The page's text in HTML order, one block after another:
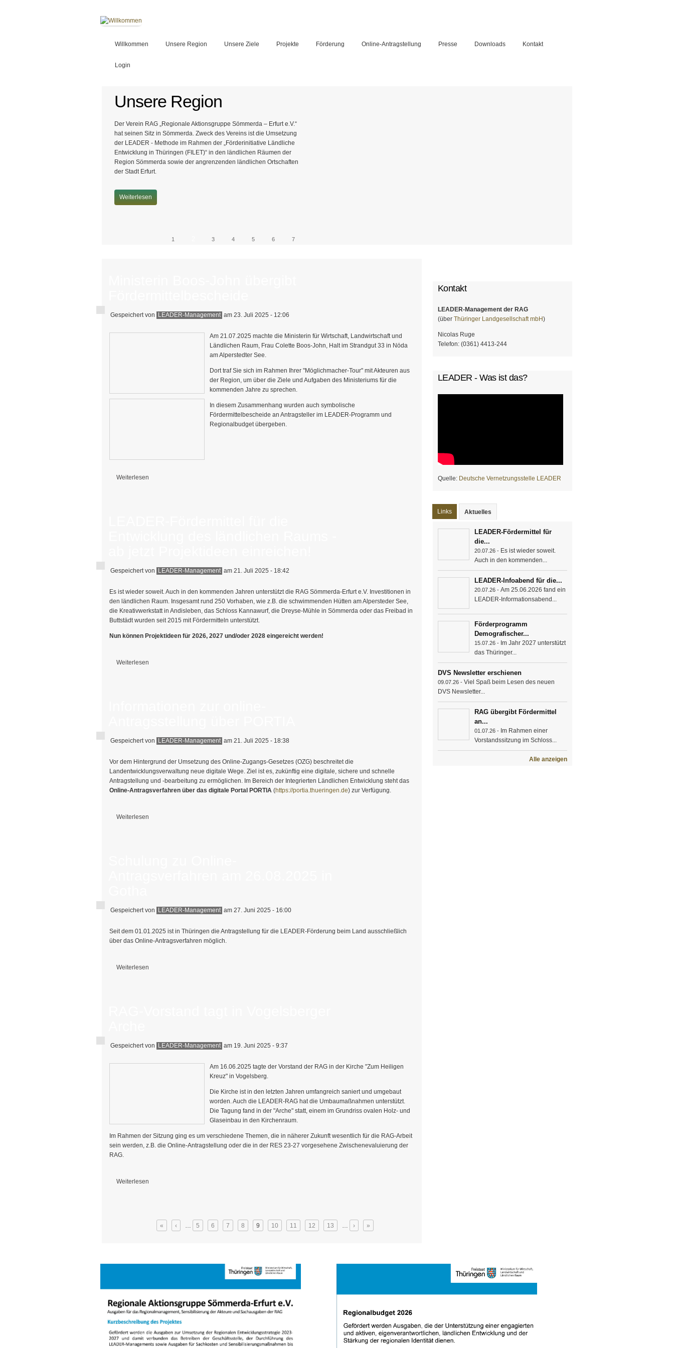
Willkommen Unsere Region Unsere Ziele Projekte Förderung Online-Antragstellung Presse Downloads Kontakt
Login
Unsere Region
Der Verein RAG „Regionale Aktionsgruppe Sömmerda – Erfurt e.V.“
hat seinen Sitz in Sömmerda. Zweck des Vereins ist die Umsetzung
der LEADER - Methode im Rahmen der „Förderinitiative Ländliche
Entwicklung in Thüringen (FILET)“ in den ländlichen Räumen der
Region Sömmerda sowie der angrenzenden ländlichen Ortschaften
der Stadt Erfurt.
Weiterlesen
1 3 4 5 6 7
Kontakt
LEADER-Management der RAG
(über Thüringer Landgesellschaft mbH)
Nicolas Ruge
Telefon: (0361) 4413-244
LEADER - Was ist das?
Quelle: Deutsche Vernetzungsstelle LEADER
Links Aktuelles
LEADER-Fördermittel für
die...
20.07.26 - Es ist wieder soweit.
Auch in den kommenden...
LEADER-Infoabend für die...
20.07.26 - Am 25.06.2026 fand ein
LEADER-Informationsabend...
Förderprogramm
Demografischer...
15.07.26 - Im Jahr 2027 unterstützt
das Thüringer...
DVS Newsletter erschienen
09.07.26 - Viel Spaß beim Lesen des neuen
DVS Newsletter...
RAG übergibt Fördermittel
an...
01.07.26 - Im Rahmen einer
Vorstandssitzung im Schloss...
Alle anzeigen
Gespeichert von LEADER-Management am 23. Juli 2025 - 12:06
Am 21.07.2025 machte die Ministerin für Wirtschaft, Landwirtschaft und
Ländlichen Raum, Frau Colette Boos-John, Halt im Strandgut 33 in Nöda
am Alperstedter See.
Dort traf Sie sich im Rahmen Ihrer "Möglichmacher-Tour" mit Akteuren aus
der Region, um über die Ziele und Aufgaben des Ministeriums für die
kommenden Jahre zu sprechen.
In diesem Zusammenhang wurden auch symbolische
Fördermittelbescheide an Antragsteller im LEADER-Programm und
Regionalbudget übergeben.
Weiterlesen
Gespeichert von LEADER-Management am 21. Juli 2025 - 18:42
Es ist wieder soweit. Auch in den kommenden Jahren unterstützt die RAG Sömmerda-Erfurt e.V. Investitionen in
den ländlichen Raum. Insgesamt rund 250 Vorhaben, wie z.B. die schwimmenden Hütten am Alpersteder See,
die Kreativwerkstatt in Andisleben, das Schloss Kannawurf, die Dreyse-Mühle in Sömmerda oder das Freibad in
Buttstädt wurden seit 2015 mit Fördermitteln unterstützt.
Nun können Projektideen für 2026, 2027 und/oder 2028 eingereicht werden!
Weiterlesen
Gespeichert von LEADER-Management am 21. Juli 2025 - 18:38
Vor dem Hintergrund der Umsetzung des Online-Zugangs-Gesetzes (OZG) beschreitet die
Landentwicklungsverwaltung neue digitale Wege. Ziel ist es, zukünftig eine digitale, sichere und schnelle
Antragstellung und -bearbeitung zu ermöglichen. Im Bereich der Integrierten Ländlichen Entwicklung steht das
Online-Antragsverfahren über das digitale Portal PORTIA (https://portia.thueringen.de) zur Verfügung.
Weiterlesen
Gespeichert von LEADER-Management am 27. Juni 2025 - 16:00
Seit dem 01.01.2025 ist in Thüringen die Antragstellung für die LEADER-Förderung beim Land ausschließlich
über das Online-Antragsverfahren möglich.
Weiterlesen
Gespeichert von LEADER-Management am 19. Juni 2025 - 9:37
Am 16.06.2025 tagte der Vorstand der RAG in der Kirche "Zum Heiligen
Kreuz" in Vogelsberg.
Die Kirche ist in den letzten Jahren umfangreich saniert und umgebaut
worden. Auch die LEADER-RAG hat die Umbaumaßnahmen unterstützt.
Die Tagung fand in der "Arche" statt, einem im Grundriss ovalen Holz- und
Glaseinbau in den Kirchenraum.
Im Rahmen der Sitzung ging es um verschiedene Themen, die in näherer Zukunft wesentlich für die RAG-Arbeit
sein werden, z.B. die Online-Antragstellung oder die in der RES 23-27 vorgesehene Zwischenevaluierung der
RAG.
Weiterlesen
« ‹ … 5 6 7 8 9 10 11 12 13 … › »